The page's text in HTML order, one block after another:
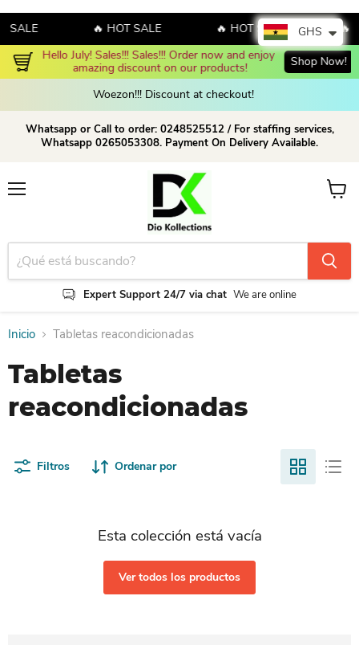
SALE 🔥 HOT SALE 🔥 HOT SALE
🔥
Hello July! Sales!!! Sales!!! Order now and enjoy
amazing discount on our products!
Shop Now!
Woezon!!! Discount at checkout!
Whatsapp or Call to order: 0248525512 / For staffing services,
Whatsapp 0265053308. Payment On Delivery Available.
Expert Support 24/7 via chat We are online
Ver
Inicio Tabletas reacondicionadas
Tabletas
reacondicionadas
Filtros Ordenar por
Esta colección está vacía
Ver todos los productos
GHS